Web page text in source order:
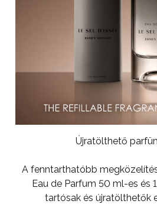
Újratölthető
A fenntarthatóbb
Eau de Parfum 50 ml-es és
tartósak és újratölthetők